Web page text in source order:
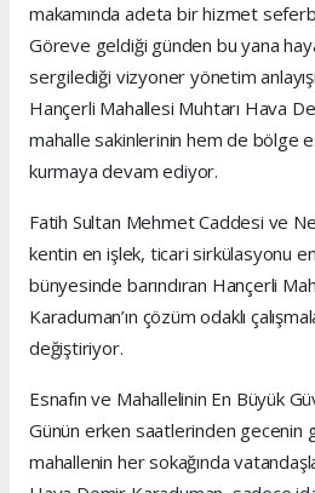
makamında adeta bir hizmet
Göreve geldiği günden bu yana
sergilediği vizyoner yönetim
Hançerli Mahallesi Muhtarı Hava
mahalle sakinlerinin hem de bölge
kurmaya devam ediyor.
Fatih Sultan Mehmet Caddesi ve
kentin en işlek, ticari sirkülasyonu
bünyesinde barındıran Hançerli
Karaduman’ın çözüm odaklı
değiştiriyor.
Esnafın ve Mahallelinin En Büyük
Günün erken saatlerinden gecenin
mahallenin her sokağında